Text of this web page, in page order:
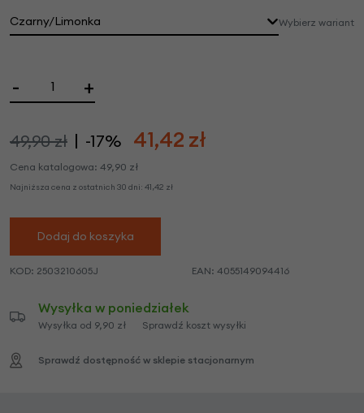
Czarny/Limonka Wybierz wariant
- +
49,90 zł -17% 41,42 zł
Cena katalogowa: 49,90 zł
Najniższa cena z ostatnich 30 dni: 41,42 zł
Dodaj do koszyka
KOD: 2503210605J EAN: 4055149094416
Wysyłka w poniedziałek
Wysyłka od 9,90 zł Sprawdź koszt wysyłki
Sprawdź dostępność w sklepie stacjonarnym